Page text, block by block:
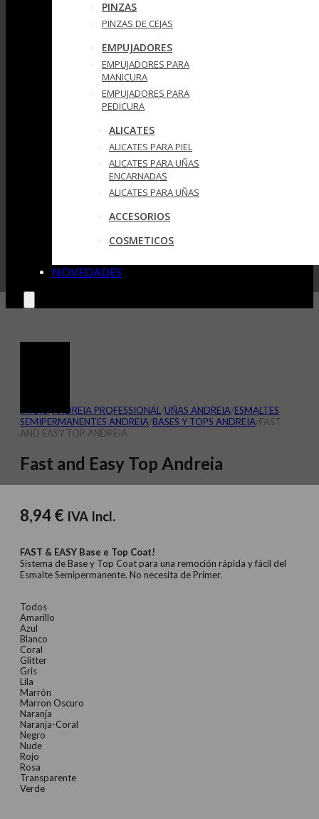
PINZAS
PINZAS DE CEJAS
EMPUJADORES
EMPUJADORES PARA
MANICURA
EMPUJADORES PARA
PEDICURA
ALICATES
ALICATES PARA PIEL
ALICATES PARA UÑAS
ENCARNADAS
ALICATES PARA UÑAS
ACCESORIOS
COSMETICOS
NOVEDADES
ANDREIA PROFESSIONAL /UÑAS ANDREIA/ESMALTES
SEMIPERMANENTES ANDREIA/BASES Y‎ TOPS ANDREIA/FAST
AND EASY TOP ANDREIA
Fast and Easy Top Andreia
8,94€ IVA Incl.
FAST & EASY Base e Top Coat!
Sistema de Base y Top Coat para una remoción rápida y fácil del
Esmalte Semipermanente. No necesita de Primer.
Todos
Amarillo
Azul
Blanco
Coral
Glitter
Gris
Lila
Marrón
Marron Oscuro
Naranja
Naranja-Coral
Negro
Nude
Rojo
Rosa
Transparente
Verde